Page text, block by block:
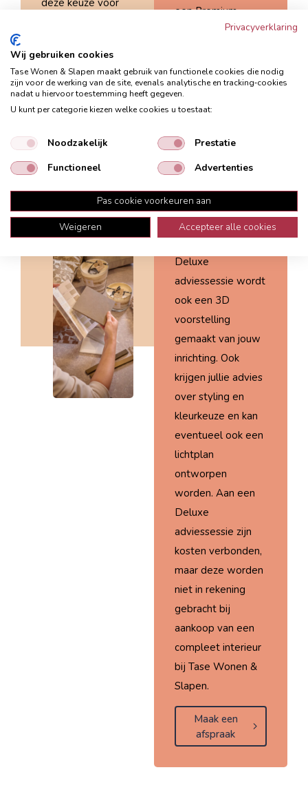
deze keuze voor
makkelijker. Samen
stellen jullie het
ideale
samen.
Maak een
een Premium
adviessessie
jullie wensen door
en geeft Monique
advies over de
materialen die hier
bij passen. Ook
schets van de
ruimte die ingericht
Deluxe
adviessessie wordt
ook een 3D
voorstelling
gemaakt van jouw
inrichting. Ook
krijgen jullie advies
over styling en
kleurkeuze en kan
eventueel ook een
lichtplan
ontworpen
worden. Aan een
Deluxe
adviessessie zijn
kosten verbonden,
maar deze worden
niet in rekening
gebracht bij
aankoop van een
compleet interieur
bij Tase Wonen &
Slapen.
Maak een
afspraak
Privacyverklaring
Wij gebruiken cookies
Tase Wonen & Slapen maakt gebruik van functionele cookies die nodig
zijn voor de werking van de site, evenals analytische en tracking‑cookies
nadat u hiervoor toestemming heeft gegeven.
U kunt per categorie kiezen welke cookies u toestaat:
Noodzakelijk
Prestatie
Functioneel
Advertenties
Pas cookie voorkeuren aan
Weigeren
Accepteer alle cookies